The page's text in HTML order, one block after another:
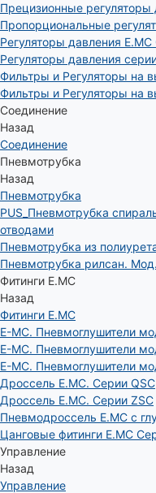
Прецизионные регуляторы
Пропорциональные
Регуляторы давления E.MC
Регуляторы давления
Фильтры и Регуляторы на
Фильтры и Регуляторы на
Соединение
Назад
Соединение
Пневмотрубка
Назад
Пневмотрубка
PUS_Пневмотрубка
отводами
Пневмотрубка из
Пневмотрубка рилсан.
Фитинги E.MC
Назад
Фитинги E.MC
E-MC. Пневмоглушители
E-MC. Пневмоглушители
E-MC. Пневмоглушители
Дроссель E.MC. Серии QSC
Дроссель E.MC. Серии ZSC
Пневмодроссель E.MC с
Цанговые фитинги E.MC
Управление
Назад
Управление